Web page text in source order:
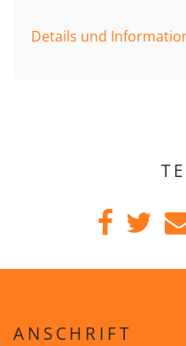
Details und
ANSCHRIFT